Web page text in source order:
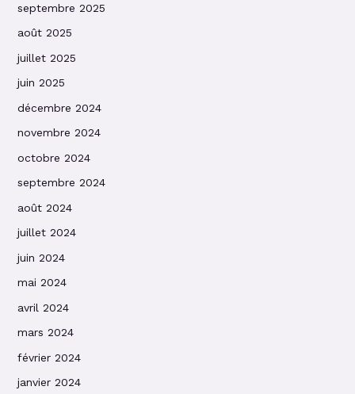
septembre 2025
août 2025
juillet 2025
juin 2025
décembre 2024
novembre 2024
octobre 2024
septembre 2024
août 2024
juillet 2024
juin 2024
mai 2024
avril 2024
mars 2024
février 2024
janvier 2024